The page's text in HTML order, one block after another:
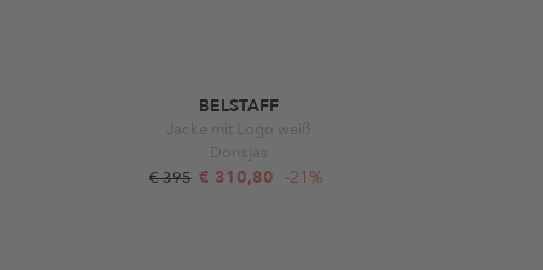
BELSTAFF
Jacke mit Logo weiß
Donsjas
€ 395 € 310,80 -21%